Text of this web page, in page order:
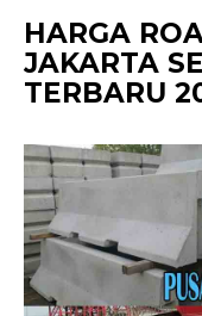
HARGA
JAKARTA
TERBARU